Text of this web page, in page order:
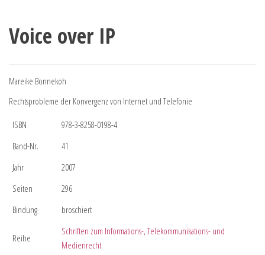
Voice over IP
Mareike Bonnekoh
Rechtsprobleme der Konvergenz von Internet und Telefonie
ISBN
978-3-8258-0198-4
Band-Nr.
41
Jahr
2007
Seiten
296
Bindung
broschiert
Reihe
Schriften zum Informations-, Telekommunikations- und
Medienrecht